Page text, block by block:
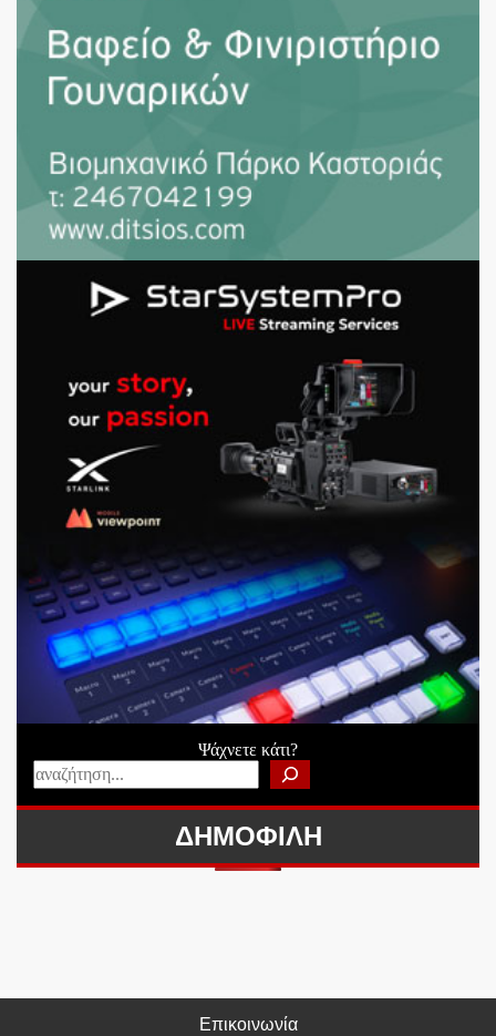
Ψάχνετε κάτι?
ΔΗΜΟΦΙΛΗ
Επικοινωνία